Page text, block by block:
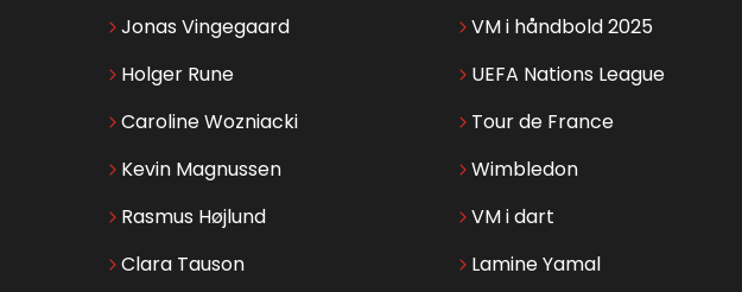
Jonas Vingegaard
Holger Rune
Caroline Wozniacki
Kevin Magnussen
Rasmus Højlund
Clara Tauson
VM i håndbold 2025
UEFA Nations League
Tour de France
Wimbledon
VM i dart
Lamine Yamal